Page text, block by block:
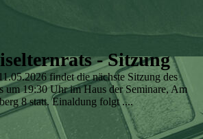
- Sitzung
findet die nächste Sitzung des
um 19:30 Uhr im Haus der Seminare, Am
8 statt. Einaldung folgt ....